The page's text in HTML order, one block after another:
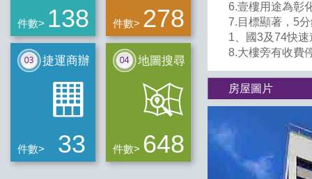
件數> 138 件數> 278
捷運商辦
件數> 33
地圖搜尋
件數> 648
6.壹樓用途為彰
7.目標顯著，5
1、國3及74快
8.大樓旁有收費
房屋圖片